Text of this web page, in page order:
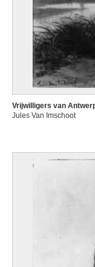
Vrijwilligers van
Jules Van Imschoot